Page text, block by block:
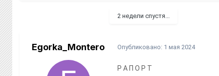
порядкового звания.
Дата: 13.04.2024
Рапорт передаётся на
2 недели спустя...
Egorka_Montero Опубликовано: 1 мая 2024
Р А П О Р Т